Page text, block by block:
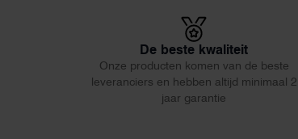
De beste kwaliteit
Onze producten komen van de beste
leveranciers en hebben altijd minimaal 2
jaar garantie